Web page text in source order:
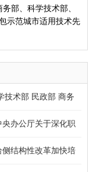
部、科学技术部、
示范城市适用技术先
技术部 民政部 商务
通知[全文失效]
办公厅关于深化职
结构性改革加快培